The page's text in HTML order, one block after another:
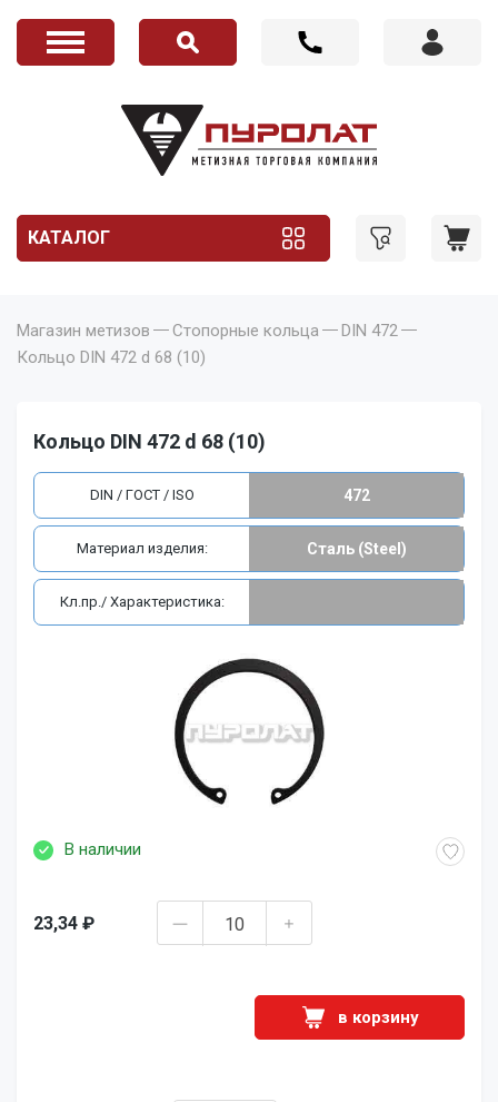
КАТАЛОГ
Магазин метизов Стопорные кольца
DIN 472
Кольцо DIN 472 d 68 (10)
Кольцо DIN 472 d 68 (10)
В наличии
23,34 ₽
в корзину
DIN / ГОСТ / ISO 472
Материал изделия: Сталь (Steel)
Кл.пр./ Характеристика: